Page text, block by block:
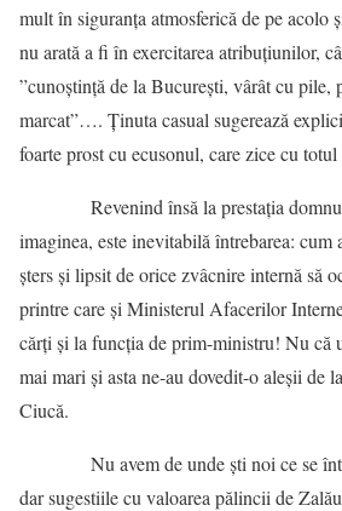
mult în siguranța atmosferică de pe acolo
nu arată a fi în exercitarea atribuțiunilor,
”cunoștință de la București, vârât cu pile,
marcat”…. Ținuta casual sugerează
foarte prost cu ecusonul, care zice cu totul
Revenind însă la prestația
imaginea, este inevitabilă întrebarea: cum
șters și lipsit de orice zvâcnire internă să
printre care și Ministerul Afacerilor
cărți și la funcția de prim-ministru! Nu că
mai mari și asta ne-au dovedit-o aleșii de
Ciucă.
Nu avem de unde ști noi ce se
dar sugestiile cu valoarea pălincii de